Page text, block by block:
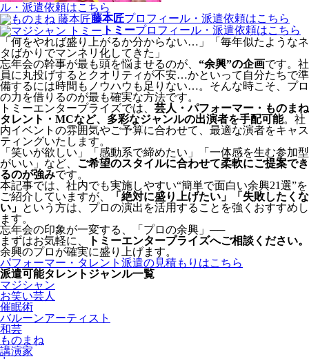
ル・派遣依頼はこちら
藤本匠プロフィール・派遣依頼はこちら
トミープロフィール・派遣依頼はこちら
「何をやれば盛り上がるか分からない…」「毎年似たようなネ
タばかりでマンネリ化してきた」
忘年会の幹事が最も頭を悩ませるのが、 “余興”の企画です。社
員に丸投げするとクオリティが不安…かといって自分たちで準
備するには時間もノウハウも足りない…。そんな時こそ、プロ
の力を借りるのが最も確実な方法です。
トミーエンタープライズでは、 芸人・パフォーマー・ものまね
タレント・MCなど、多彩なジャンルの出演者を手配可能。社
内イベントの雰囲気やご予算に合わせて、最適な演者をキャス
ティングいたします。
「笑いが欲しい」「感動系で締めたい」「一体感を生む参加型
がいい」など、 ご希望のスタイルに合わせて柔軟にご提案でき
るのが強みです。
本記事では、社内でも実施しやすい“簡単で面白い余興21選”を
ご紹介していますが、
「絶対に盛り上げたい」「失敗したくな
い」 という方は、プロの演出を活用することを強くおすすめし
ます。
忘年会の印象が一変する、「プロの余興」──
まずはお気軽に、
トミーエンタープライズへご相談ください。
余興のプロが確実に盛り上げます。
パフォーマー・タレント派遣の見積もりはこちら
派遣可能タレントジャンル一覧
マジシャン
お笑い芸人
催眠術
バルーンアーティスト
和芸
ものまね
講演家